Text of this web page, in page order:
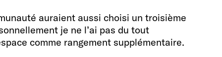
auraient aussi choisi un troisième
je ne l’ai pas du tout
comme rangement supplémentaire.